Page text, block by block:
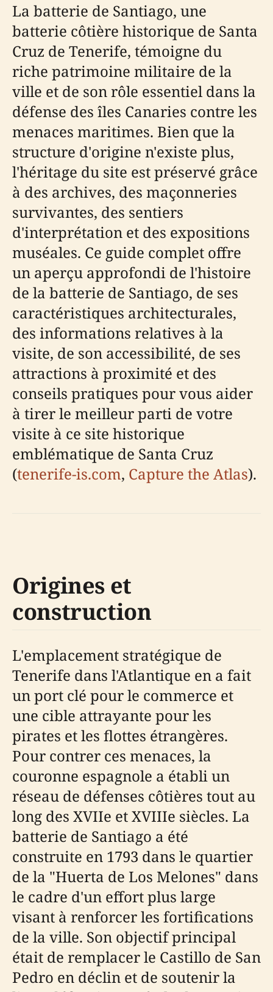
La batterie de Santiago, une
batterie côtière historique de Santa
Cruz de Tenerife, témoigne du
riche patrimoine militaire de la
ville et de son rôle essentiel dans la
défense des îles Canaries contre les
menaces maritimes. Bien que la
structure d'origine n'existe plus,
l'héritage du site est préservé grâce
à des archives, des maçonneries
survivantes, des sentiers
d'interprétation et des expositions
muséales. Ce guide complet offre
un aperçu approfondi de l'histoire
de la batterie de Santiago, de ses
caractéristiques architecturales,
des informations relatives à la
visite, de son accessibilité, de ses
attractions à proximité et des
conseils pratiques pour vous aider
à tirer le meilleur parti de votre
visite à ce site historique
emblématique de Santa Cruz
(tenerife-is.com, Capture the Atlas).
Origines et
construction
L'emplacement stratégique de
Tenerife dans l'Atlantique en a fait
un port clé pour le commerce et
une cible attrayante pour les
pirates et les flottes étrangères.
Pour contrer ces menaces, la
couronne espagnole a établi un
réseau de défenses côtières tout au
long des XVIIe et XVIIIe siècles. La
batterie de Santiago a été
construite en 1793 dans le quartier
de la "Huerta de Los Melones" dans
le cadre d'un effort plus large
visant à renforcer les fortifications
de la ville. Son objectif principal
était de remplacer le Castillo de San
Pedro en déclin et de soutenir la